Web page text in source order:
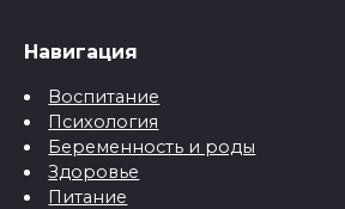
Навигация
Воспитание
Психология
Беременность и роды
Здоровье
Питание